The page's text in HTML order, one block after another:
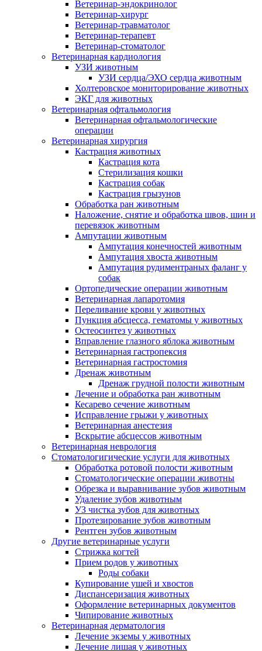
Ветеринар-эндокринолог
Ветеринар-хирург
Ветеринар-травматолог
Ветеринар-терапевт
Ветеринар-стоматолог
Ветеринарная кардиология
УЗИ животным
УЗИ сердца/ЭХО сердца животным
Холтеровское мониторирование животных
ЭКГ для животных
Ветеринарная офтальмология
Ветеринарная офтальмологические
операции
Ветеринарная хирургия
Кастрация животных
Кастрация кота
Стерилизация кошки
Кастрация собак
Кастрация грызунов
Обработка ран животным
Наложение, снятие и обработка швов, шин и
перевязок животным
Ампутации животным
Ампутация конечностей животным
Ампутация хвоста животным
Ампутация рудиментраных фаланг у
собак
Ортопедические операции животным
Ветеринарная лапаротомия
Переливание крови у животных
Пункция абсцесса, гематомы у животных
Остеосинтез у животных
Вправление глазного яблока животным
Ветеринарная гастропексия
Ветеринарная гастростомия
Дренаж животным
Дренаж грудной полости животным
Лечение и обработка ран животным
Кесарево сечение животным
Исправление грыжи у животных
Ветеринарная анестезия
Вскрытие абсцессов животным
Ветеринарная неврология
Стоматологигические услуги для животных
Обработка ротовой полости животным
Стоматологические операции животны
Обрезка и выравнивание зубов животным
Удаление зубов животным
УЗ чистка зубов для животных
Протезирование зубов животным
Рентген зубов животным
Другие ветеринарные услуги
Стрижка когтей
Прием родов у животных
Роды собаки
Купирование ушей и хвостов
Диспансеризация животных
Оформление ветеринарных документов
Чипирование животных
Ветеринарная дерматология
Лечение экземы у животных
Лечение лишая у животных